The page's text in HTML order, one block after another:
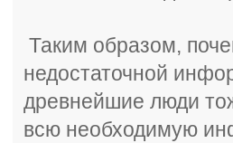
Таким образом,
недостаточной
древнейшие люди
всю необходимую